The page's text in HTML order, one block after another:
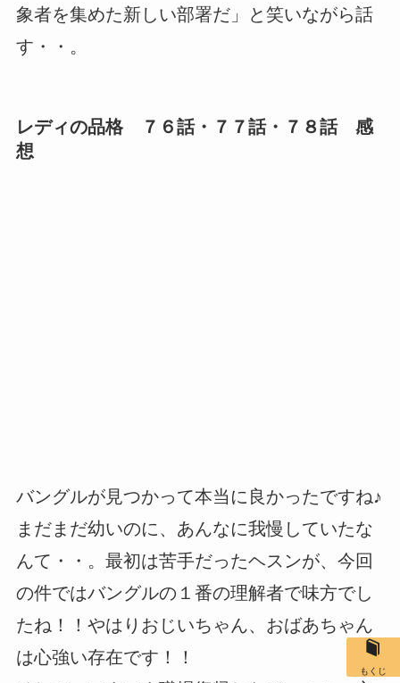
象者を集めた新しい部署だ」と笑いながら話
す・・。
レディの品格 ７６話・７７話・７８話 感
想
バングルが見つかって本当に良かったですね♪
まだまだ幼いのに、あんなに我慢していたな
んて・・。最初は苦手だったヘスンが、今回
の件ではバングルの１番の理解者で味方でし
たね！！やはりおじいちゃん、おばあちゃん
は心強い存在です！！
もくじ